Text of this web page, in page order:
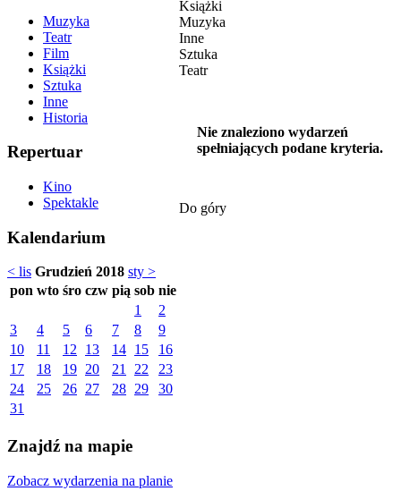
Muzyka
Teatr
Film
Książki
Sztuka
Inne
Historia
Repertuar
Kino
Spektakle
Kalendarium
< lis Grudzień 2018 sty >
pon wto śro czw pią sob nie
1
2
3
4 5 6 7 8
9
10
11 12 13 14 15
16
17
18 19 20 21 22
23
24
25 26 27 28 29
30
31
Znajdź na mapie
Zobacz wydarzenia na planie
Książki
Muzyka
Inne
Sztuka
Teatr
Nie znaleziono wydarzeń
spełniających podane kryteria.
Do góry